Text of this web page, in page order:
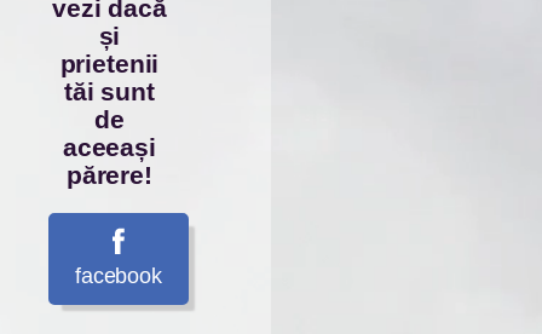
vezi dacă
și
prietenii
tăi sunt
de
aceeași
părere!
facebook